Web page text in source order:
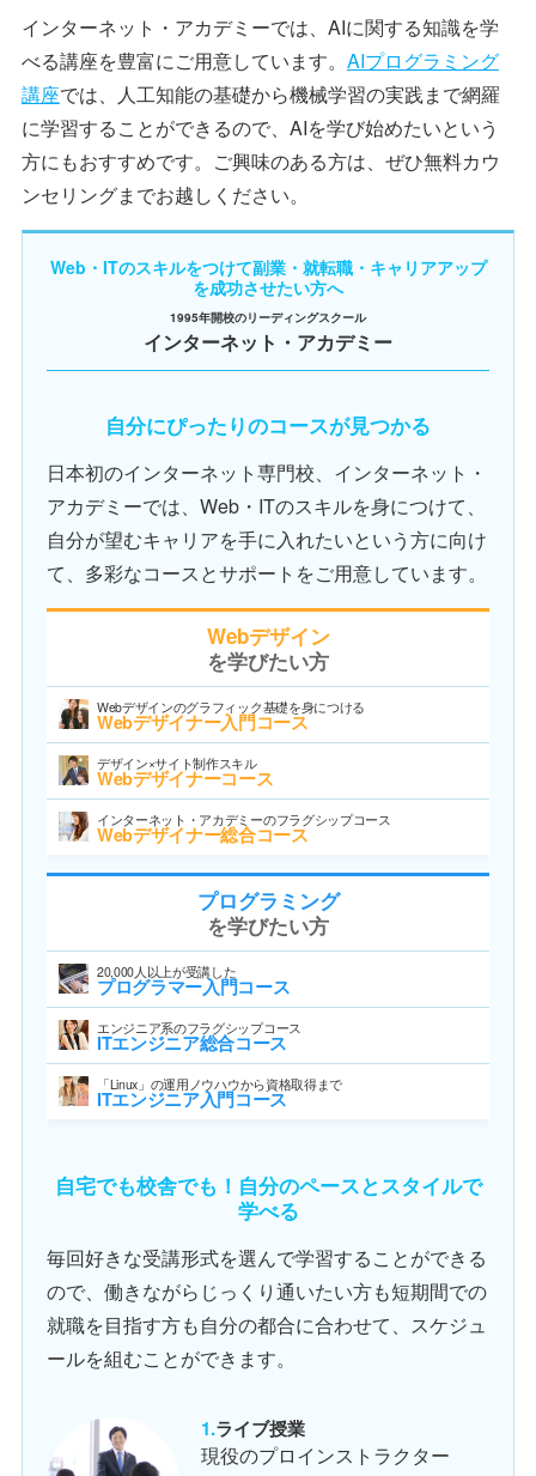
インターネット・アカデミーでは、AIに関する知識を学
べる講座を豊富にご用意しています。 AIプログラミング
講座では、人工知能の基礎から機械学習の実践まで網羅
に学習することができるので、AIを学び始めたいという
方にもおすすめです。ご興味のある方は、ぜひ無料カウ
ンセリングまでお越しください。
Web・ITのスキルをつけて副業・就転職・キャリアアップ
を成功させたい方へ
1995年開校のリーディングスクール
インターネット・アカデミー
自分にぴったりのコースが見つかる
日本初のインターネット専門校、インターネット・
アカデミーでは、Web・ITのスキルを身につけて、
自分が望むキャリアを手に入れたいという方に向け
て、多彩なコースとサポートをご用意しています。
Webデザイン
を学びたい方
Webデザインのグラフィック基礎を身につける
Webデザイナー入門コース
デザイン×サイト制作スキル
Webデザイナーコース
インターネット・アカデミーのフラグシップコース
Webデザイナー総合コース
プログラミング
を学びたい方
20,000人以上が受講した
プログラマー入門コース
エンジニア系のフラグシップコース
ITエンジニア総合コース
「Linux」の運用ノウハウから資格取得まで
ITエンジニア入門コース
自宅でも校舎でも！自分のペースとスタイルで
学べる
毎回好きな受講形式を選んで学習することができる
ので、働きながらじっくり通いたい方も短期間での
就職を目指す方も自分の都合に合わせて、スケジュ
ールを組むことができます。
ライブ授業
現役のプロインストラクター